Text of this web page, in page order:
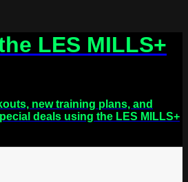
LES MILLS+
new training plans, and
deals using the LES MILLS+